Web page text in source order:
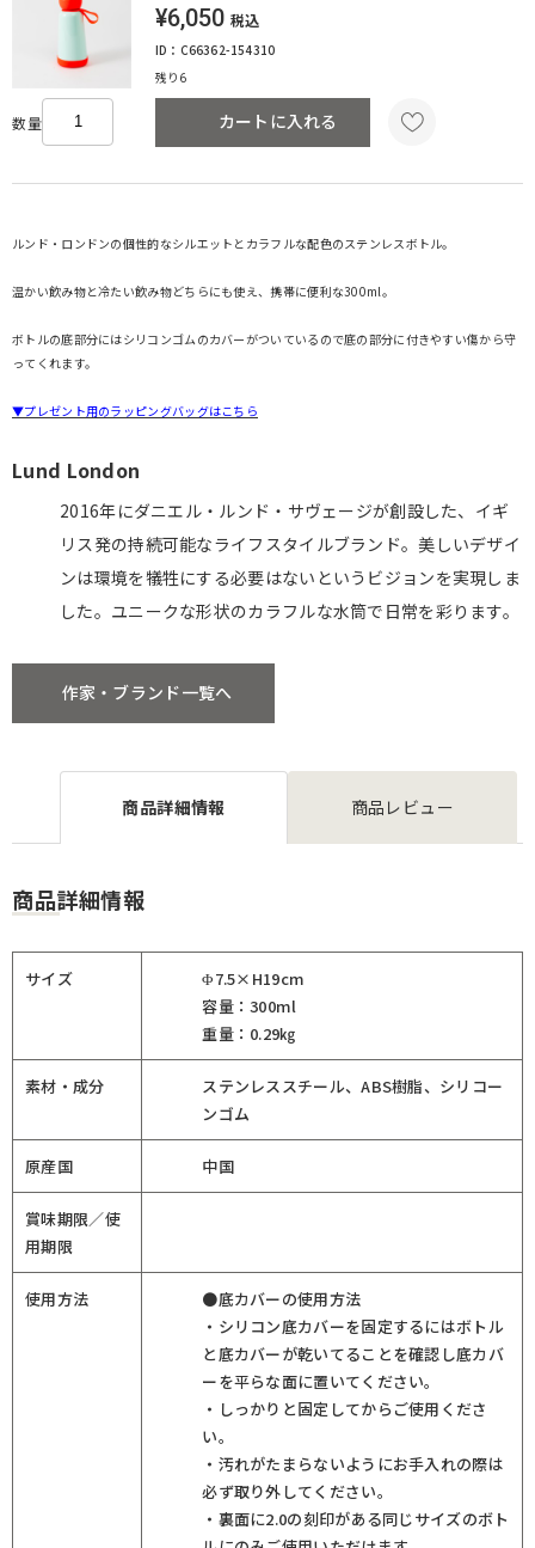
¥6,050 税込
ID：C66362-154310
残り6
数量 カートに入れる
ルンド・ロンドンの個性的なシルエットとカラフルな配色のステンレスボトル。
温かい飲み物と冷たい飲み物どちらにも使え、携帯に便利な300ml。
ボトルの底部分にはシリコンゴムのカバーがついているので底の部分に付きやすい傷から守
ってくれます。
▼プレゼント用のラッピングバッグはこちら
Lund London
2016年にダニエル・ルンド・サヴェージが創設した、イギ
リス発の持続可能なライフスタイルブランド。美しいデザイ
ンは環境を犠牲にする必要はないというビジョンを実現しま
した。ユニークな形状のカラフルな水筒で日常を彩ります。
作家・ブランド一覧へ
商品詳細情報 商品レビュー
商品詳細情報
サイズ
Φ7.5×H19cm
容量：300ml
重量：0.29㎏
素材・成分
ステンレススチール、ABS樹脂、シリコー
ンゴム
原産国 中国
賞味期限／使
用期限
使用方法
●底カバーの使用方法
・シリコン底カバーを固定するにはボトル
と底カバーが乾いてることを確認し底カバ
ーを平らな面に置いてください。
・しっかりと固定してからご使用くださ
い。
・汚れがたまらないようにお手入れの際は
必ず取り外してください。
・裏面に2.0の刻印がある同じサイズのボト